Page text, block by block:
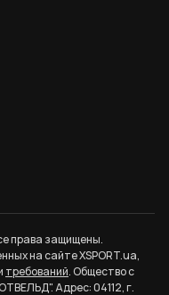
права защищены.
на сайте XSPORT.ua,
требований. Общество с
Адрес: 04112, г.